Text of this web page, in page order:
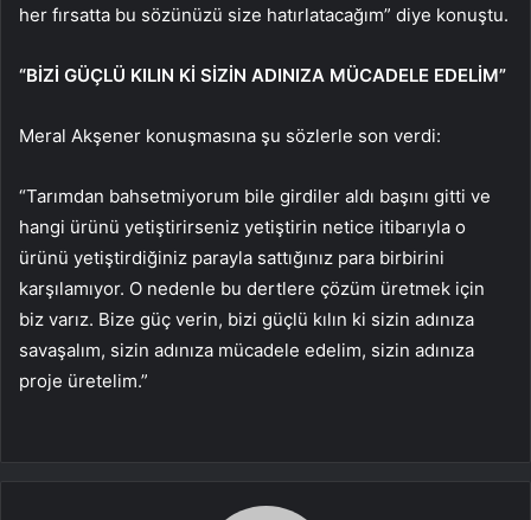
her fırsatta bu sözünüzü size hatırlatacağım” diye konuştu.
“BİZİ GÜÇLÜ KILIN Kİ SİZİN ADINIZA MÜCADELE EDELİM”
Meral Akşener konuşmasına şu sözlerle son verdi:
“Tarımdan bahsetmiyorum bile girdiler aldı başını gitti ve
hangi ürünü yetiştirirseniz yetiştirin netice itibarıyla o
ürünü yetiştirdiğiniz parayla sattığınız para birbirini
karşılamıyor. O nedenle bu dertlere çözüm üretmek için
biz varız. Bize güç verin, bizi güçlü kılın ki sizin adınıza
savaşalım, sizin adınıza mücadele edelim, sizin adınıza
proje üretelim.”